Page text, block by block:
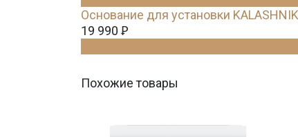
Основание для установки
19 990 Ꝑ
Похожие товары